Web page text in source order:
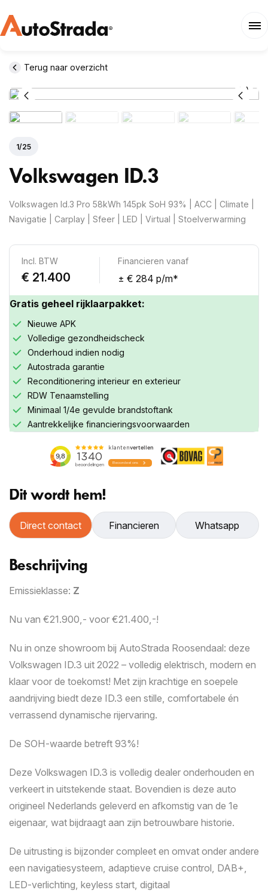
Inruilwaarde
Snelle waardebepaling
Autogegevens
We stellen u een aantal vragen om op afstand een
van uw auto. Zorg ervoor dat u minimaal negen
duidelijke foto’s van zowel het interieur als het
exterieur, inclusief eventuele schades, gereed hebt.
Deze kunt u uploaden in stap 2. Zodra alle
benodigde informatie en scherpe foto’s zijn
uur een inruilvoorstel.
Kenteken
Kilometerstand
Terug naar overzicht
1/25
Volkswagen ID.3
Volkswagen Id.3 Pro 58kWh 145pk SoH 93% | ACC | Climate |
Navigatie | Carplay | Sfeer | LED | Virtual | Stoelverwarming
Incl. BTW
€ 21.400
Financieren vanaf
± € 284 p/m*
Gratis geheel rijklaarpakket:
Nieuwe APK
Volledige gezondheidscheck
Onderhoud indien nodig
Autostrada garantie
Reconditionering interieur en exterieur
RDW Tenaamstelling
Minimaal 1/4e gevulde brandstoftank
Aantrekkelijke financieringsvoorwaarden
Dit wordt hem!
Direct contact Financieren Whatsapp
Beschrijving
Emissieklasse: Z
Nu van €21.900,- voor €21.400,-!
Nu in onze showroom bij AutoStrada Roosendaal: deze
Volkswagen ID.3 uit 2022 – volledig elektrisch, modern en
klaar voor de toekomst! Met zijn krachtige en soepele
aandrijving biedt deze ID.3 een stille, comfortabele én
verrassend dynamische rijervaring.
De SOH-waarde betreft 93%!
Deze Volkswagen ID.3 is volledig dealer onderhouden en
verkeert in uitstekende staat. Bovendien is deze auto
origineel Nederlands geleverd en afkomstig van de 1e
eigenaar, wat bijdraagt aan zijn betrouwbare historie.
De uitrusting is bijzonder compleet en omvat onder andere
een navigatiesysteem, adaptieve cruise control, DAB+,
LED-verlichting, keyless start, digitaal